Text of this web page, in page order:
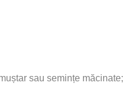
sau semințe măcinate;